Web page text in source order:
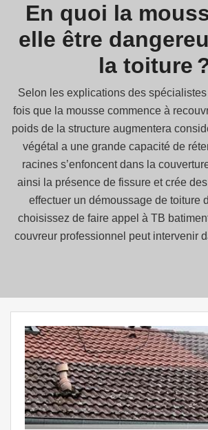
En quoi la
elle être
la toiture
Selon les explications des
fois que la mousse commence à
poids de la structure augmentera
végétal a une grande capacité de
racines s’enfoncent dans la
ainsi la présence de fissure et crée
effectuer un démoussage de toiture
choisissez de faire appel à TB
couvreur professionnel peut intervenir